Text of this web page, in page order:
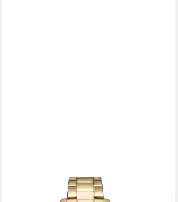
Quarzuhr Nolita Sport